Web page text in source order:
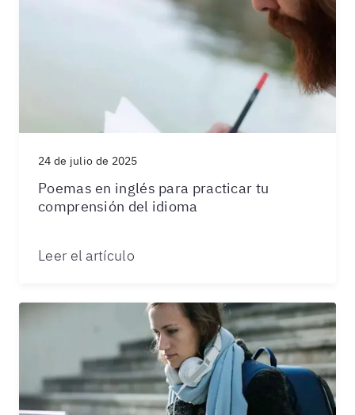
24 de julio de 2025
Poemas en inglés para practicar tu
comprensión del idioma
Leer el artículo